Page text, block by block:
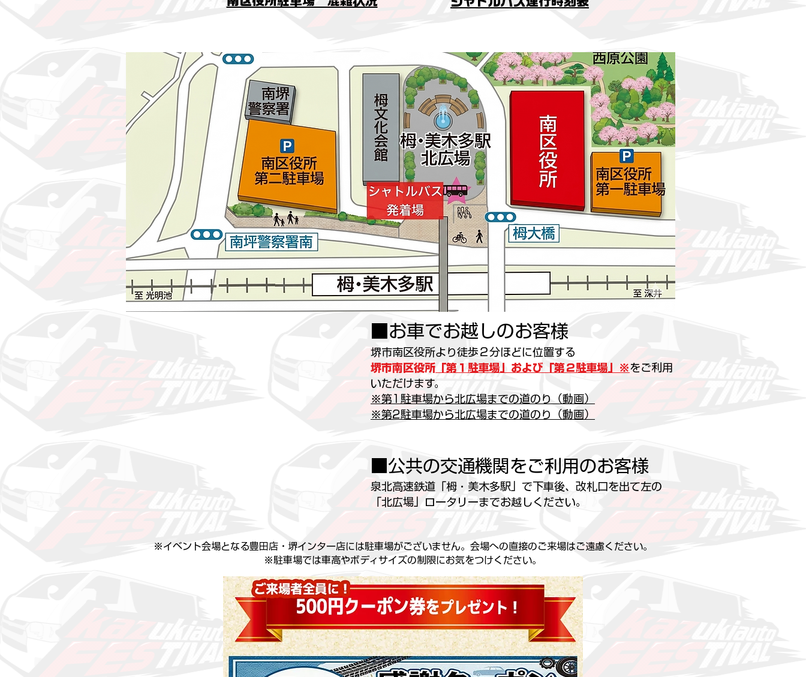
■お車でお越しのお客様
堺市南区役所より徒歩２分ほどに位置する
堺市南区役所 「第１駐車場」 および「第２駐車場」※をご利用
いただけます。
※第1駐車場から北広場までの道のり（動画）
※第2駐車場から北広場までの道のり（動画）
■公共の交通機関をご利用のお客様
泉北高速鉄道「栂・美木多駅」で下車後、 改札口を出て左の
「北広場」ロータリーまでお越しください。
※イベント会場となる豊田店・堺インター店には駐車場がございません。会場への直接のご来場はご遠慮ください。
※駐車場では車高やボディサイズの制限にお気をつけください。​